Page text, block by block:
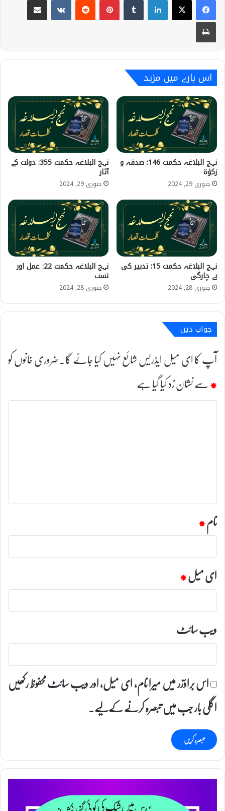
اس بارے میں مزید
نہج البلاغہ حکمت 146: صدقہ و
زکوٰۃ
جنوری 29, 2024
نہج البلاغہ حکمت 355: دولت کے
آثار
جنوری 29, 2024
نہج البلاغہ حکمت 15: تدبیر کی
بے چارگی
جنوری 28, 2024
نہج البلاغہ حکمت 22: عمل اور
نسب
جنوری 28, 2024
جواب دیں
آپ کا ای میل ایڈریس شائع نہیں کیا جائے گا۔ضروری خانوں کو
*سے نشان زد کیا گیا ہے
ت
نام*
ای میل*
ویب‌ سائٹ
اس براؤزر میں میرا نام، ای میل، اور ویب سائٹ محفوظ رکھیں
اگلی بار جب میں تبصرہ کرنے کےلیے۔